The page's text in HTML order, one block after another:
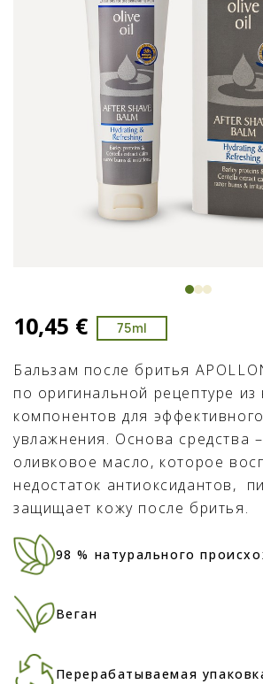
10,45 € 75ml
Бальзам после бритья
по оригинальной рецептуре из
компонентов для
увлажнения. Основа средства
оливковое масло, которое
недостаток антиоксидантов,
защищает кожу после бритья.
98 % натурального
Веган
Перерабатываемая